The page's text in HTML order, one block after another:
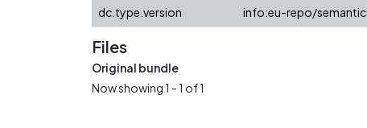
dc.type.version
info:eu-repo/
Files
Original bundle
Now showing1 - 1 of 1